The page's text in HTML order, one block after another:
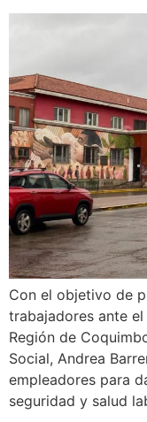
Con el objetivo de
trabajadores ante
Región de
Social, Andrea
empleadores para
seguridad y salud